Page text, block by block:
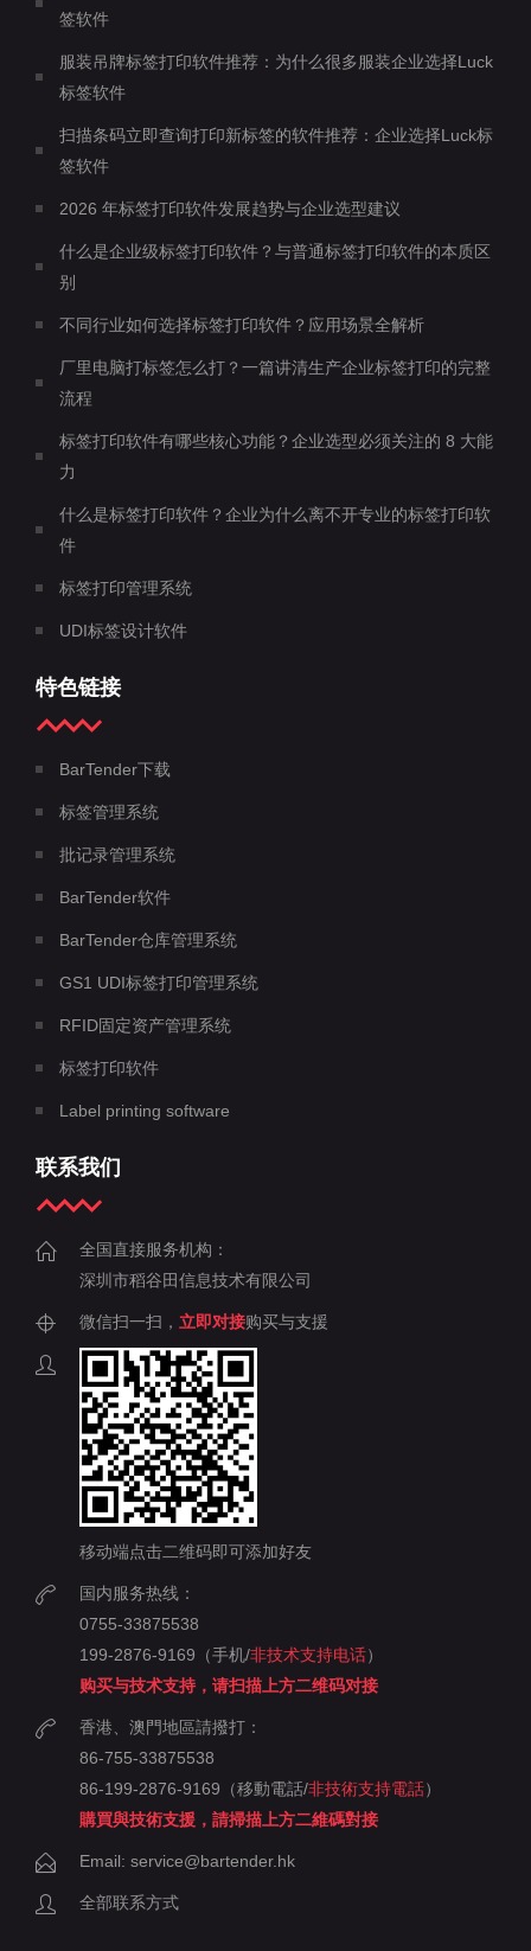
签软件
服装吊牌标签打印软件推荐：为什么很多服装企业选择Luck
标签软件
扫描条码立即查询打印新标签的软件推荐：企业选择Luck标
签软件
2026 年标签打印软件发展趋势与企业选型建议
什么是企业级标签打印软件？与普通标签打印软件的本质区
别
不同行业如何选择标签打印软件？应用场景全解析
厂里电脑打标签怎么打？一篇讲清生产企业标签打印的完整
流程
标签打印软件有哪些核心功能？企业选型必须关注的 8 大能
力
什么是标签打印软件？企业为什么离不开专业的标签打印软
件
标签打印管理系统
UDI标签设计软件
特色链接
BarTender下载
标签管理系统
批记录管理系统
BarTender软件
BarTender仓库管理系统
GS1 UDI标签打印管理系统
RFID固定资产管理系统
标签打印软件
Label printing software
联系我们
全国直接服务机构：
深圳市稻谷田信息技术有限公司
微信扫一扫， 立即对接购买与支援
移动端点击二维码即可添加好友
国内服务热线：
0755-33875538
199-2876-9169（手机/非技术支持电话）
购买与技术支持，请扫描上方二维码对接
香港、澳門地區請撥打：
86-755-33875538
86-199-2876-9169（移動電話/非技術支持電話）
購買與技術支援，請掃描上方二維碼對接
Email: service@bartender.hk
全部联系方式